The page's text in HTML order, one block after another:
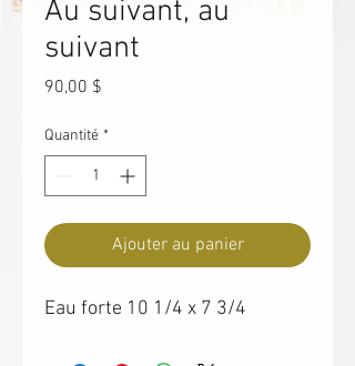
Au suivant, au
suivant
90,00 $
Quantité *
Ajouter au panier
Eau forte 10 1/4 x 7 3/4